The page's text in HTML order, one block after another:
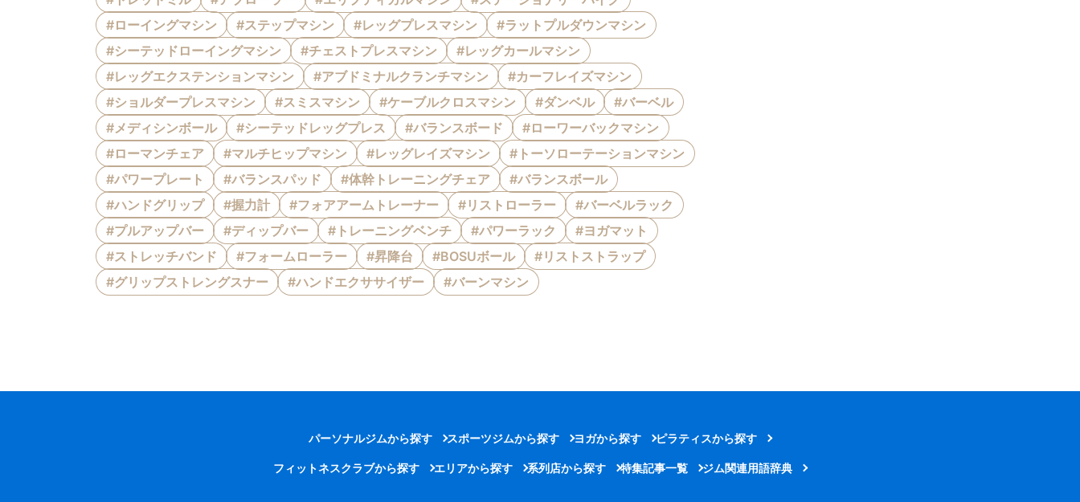
#ローイングマシン
#ステップマシン #レッグプレスマシン
#ラットプルダウンマシン
#シーテッドローイングマシン
#チェストプレスマシン
#レッグカールマシン
#レッグエクステンションマシン
#アブドミナルクランチマシン
#カーフレイズマシン
#ショルダープレスマシン
#スミスマシン #ケーブルクロスマシン #ダンベル
#バーベル
#メディシンボール
#シーテッドレッグプレス #バランスボード
#ローワーバックマシン
#ローマンチェア
#マルチヒップマシン #レッグレイズマシン
#トーソローテーションマシン
#パワープレート
#バランスパッド #体幹トレーニングチェア
#バランスボール
#ハンドグリップ
#握力計 #フォアアームトレーナー #リストローラー
#バーベルラック
#プルアップバー
#ディップバー #トレーニングベンチ #パワーラック
#ヨガマット
#ストレッチバンド
#フォームローラー #昇降台 #BOSUボール
#リストストラップ
#グリップストレングスナー
#ハンドエクササイザー #バーンマシン
パーソナルジムから探す スポーツジムから探す ヨガから探す ピラティスから探す
フィットネスクラブから探す エリアから探す 系列店から探す 特集記事一覧 ジム関連用語辞典